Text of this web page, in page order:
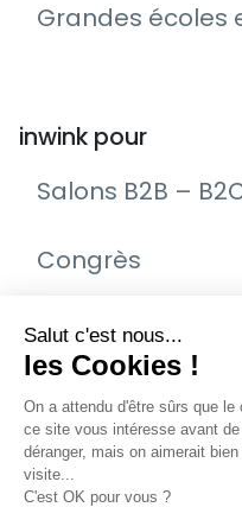
Grandes écoles
inwink pour
Salons B2B –
Congrès
Remise de prix –
Journée Portes